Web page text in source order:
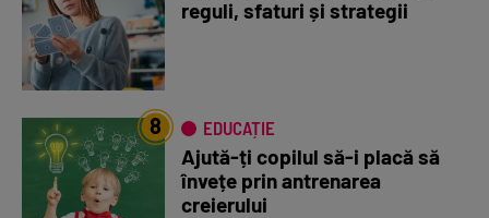
reguli, sfaturi și strategii
8 EDUCAȚIE
Ajută-ți copilul să-i placă să
învețe prin antrenarea
creierului